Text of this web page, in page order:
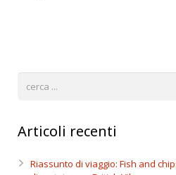
Articoli recenti
Riassunto di viaggio: Fish and